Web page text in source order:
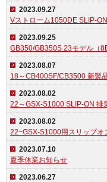
2023.09.27
Vストローム1050DE SLIP-
2023.09.25
GB350/GB350S 23モデル（
2023.08.07
18～CB400SF/CB3500 新製
2023.08.02
22～GSX-S1000 SLIP-ON 排
2023.08.02
22~GSX-S1000用スリップオ
2023.07.10
夏季休業お知らせ
2023.06.27